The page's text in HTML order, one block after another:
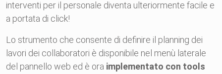
interventi per il personale diventa ulteriormente facile e
a portata di click!
Lo strumento che consente di definire il planning dei
lavori dei collaboratori è disponibile nel menù laterale
del pannello web ed è ora implementato con tools